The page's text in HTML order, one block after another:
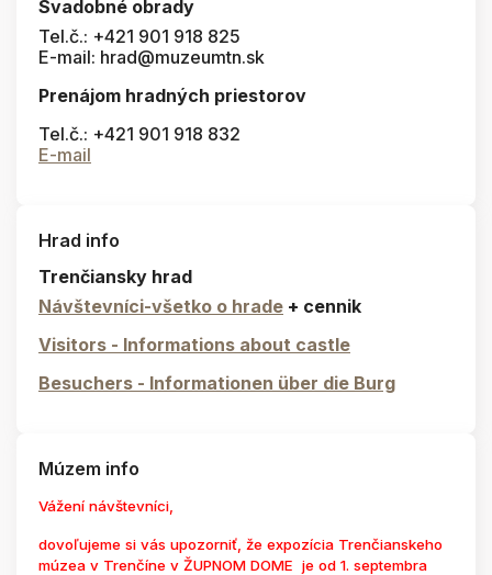
Svadobné obrady
Tel.č.: +421 901 918 825
E-mail: hrad@muzeumtn.sk
Prenájom hradných priestorov
Tel.č.: +421 901 918 832
E-mail
Hrad info
Trenčiansky hrad
Návštevníci-všetko o hrade + cennik
Visitors - Informations about castle
Besuchers - Informationen über die Burg
Múzem info
Vážení návštevníci,
dovoľujeme si vás upozorniť, že expozícia Trenčianskeho
múzea v Trenčíne v ŽUPNOM DOME je od 1. septembra